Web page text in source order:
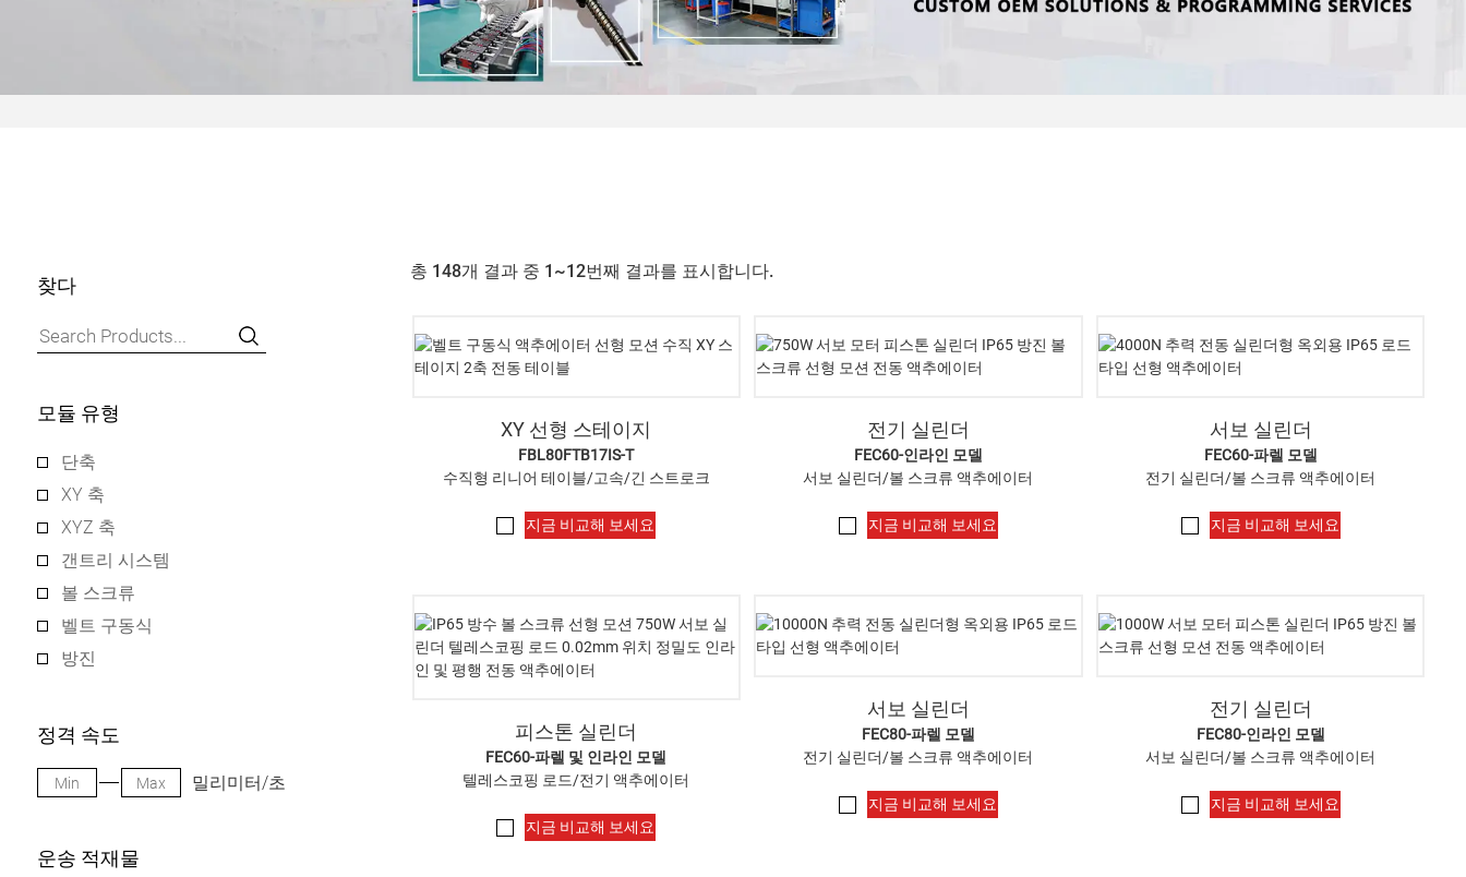
찾다
모듈 유형
단축
XY 축
XYZ 축
갠트리 시스템
볼 스크류
벨트 구동식
방진
정격 속도
밀리미터/초
운송 적재물
총 148개 결과 중 1~12번째 결과를 표시합니다.
XY 선형 스테이지
FBL80FTB17IS-T
수직형 리니어 테이블/고속/긴 스트로크
지금 비교해 보세요
전기 실린더
FEC60-인라인 모델
서보 실린더/볼 스크류 액추에이터
지금 비교해 보세요
서보 실린더
FEC60-파렐 모델
전기 실린더/볼 스크류 액추에이터
지금 비교해 보세요
피스톤 실린더
FEC60-파렐 및 인라인 모델
텔레스코핑 로드/전기 액추에이터
지금 비교해 보세요
서보 실린더
FEC80-파렐 모델
전기 실린더/볼 스크류 액추에이터
지금 비교해 보세요
전기 실린더
FEC80-인라인 모델
서보 실린더/볼 스크류 액추에이터
지금 비교해 보세요